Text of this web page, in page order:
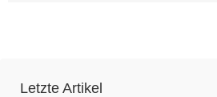
Letzte Artikel